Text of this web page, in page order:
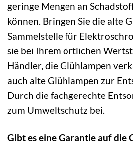
geringe Mengen an
können. Bringen Sie die alte
Sammelstelle für
sie bei Ihrem örtlichen
Händler, die Glühlampen
auch alte Glühlampen zur
Durch die fachgerechte
zum Umweltschutz bei.
Gibt es eine Garantie auf die